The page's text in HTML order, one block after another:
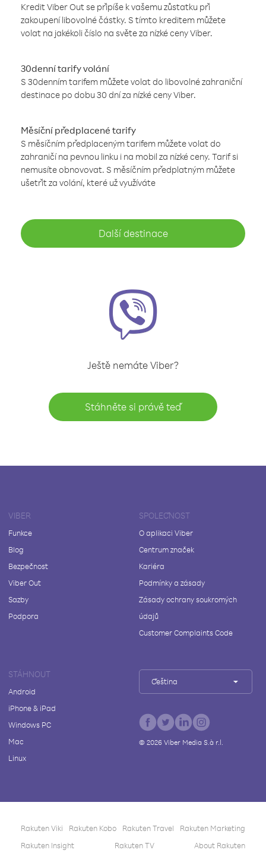
Kredit Viber Out se připíše k vašemu zůstatku při
zakoupení libovolné částky. S tímto kreditem můžete
volat na jakékoli číslo na světe za nízké ceny Viber.
30denní tarify volání
S 30denním tarifem můžete volat do libovolné zahraniční
destinace po dobu 30 dní za nízké ceny Viber.
Měsíční předplacené tarify
S měsíčním předplaceným tarifem můžete volat do
zahraničí na pevnou linku i na mobil za nízké ceny. Tarif si
nemusíte obnovovat. S měsíčním předplatným můžete
ušetřit za volání, které už využíváte
Další destinace
Ještě nemáte Viber?
Stáhněte si právě teď
VIBER
Funkce
Blog
Bezpečnost
Viber Out
Sazby
Podpora
SPOLEČNOST
O aplikaci Viber
Centrum značek
Kariéra
Podmínky a zásady
Zásady ochrany soukromých
údajů
Customer Complaints Code
STÁHNOUT
Android
iPhone & iPad
Windows PC
Mac
Linux
Čeština
© 2026Viber Media S.à r.l.
Rakuten Viki Rakuten Kobo Rakuten Travel
Rakuten Marketing
Rakuten Insight
Rakuten TV About Rakuten